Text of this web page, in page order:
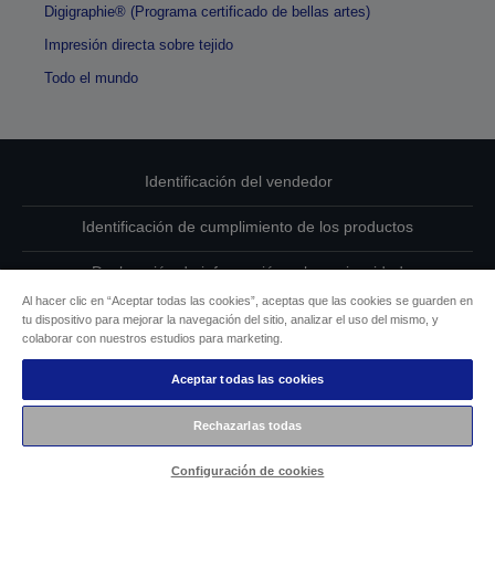
Digigraphie® (Programa certificado de bellas artes)
Impresión directa sobre tejido
Todo el mundo
Identificación del vendedor
Identificación de cumplimiento de los productos
Declaración de información sobre privacidad
Formulario de desistimento
Cumplimiento de la Ley de Datos de la UE
Ponte en contacto con nosotros en relación con tus datos
Al hacer clic en “Aceptar todas las cookies”, aceptas que las cookies se guarden en
tu dispositivo para mejorar la navegación del sitio, analizar el uso del mismo, y
colaborar con nuestros estudios para marketing.
Aceptar todas las cookies
Rechazarlas todas
Configuración de cookies